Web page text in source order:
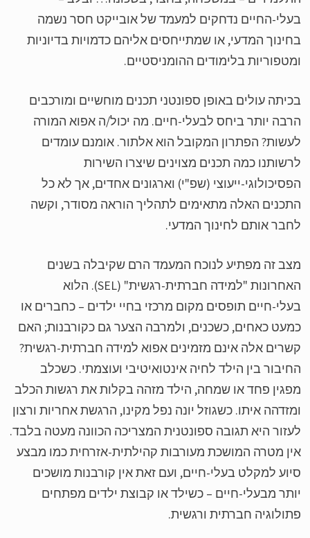
החיים נדחקים למעמד של אובייקט חסר נשמה
המדעי, או שמתייחסים אליהם כדמויות בדיוניות
בלימודים ההומניסטיים.
עולים באופן ספונטני תכנים מוחשיים ומורכבים
יותר ביחס לבעלי-חיים. מה יכול/ה אפוא המורה
הפתרון המקובל הוא אלתור. אומנם עומדים
כמה תכנים מצוינים שיצרו השירות
ייעוצי (שפ"י) וארגונים אחדים, אך לא כל
האלה מתאימים לתהליך הוראה מסודר, וקשה
אותם לחינוך המדעי.
זה מפתיע לנוכח המעמד הרם שקיבלה בשנים
האחרונות "למידה חברתית-רגשית" (SEL). הלוא
חיים תופסים מקום מרכזי בחיי ילדים – כחברים או
כאחים, כשכנים, ולמרבה הצער גם כקורבנות; האם
אלה אינם מזמינים אפוא למידה חברתית-רגשית?
בין הילד לחיה אינטואיטיבי ועוצמתי. כשכלב
פחד או שמחה, הילד מזהה בקלות את רגשות הכלב
איתו. כשגוזל יונה נפל מקינו, הרגשת אחריות ורצון
היא תגובה ספונטנית המצריכה הכוונה מעטה בלבד.
מטרה המושכת מעורבות קהילתית-אזרחית כמו מבצע
למקלט בעלי-חיים, ועם זאת אין קורבנות מושכים
מבעלי-חיים – כשילד או קבוצת ילדים מפתחים
חברתית ורגשית.